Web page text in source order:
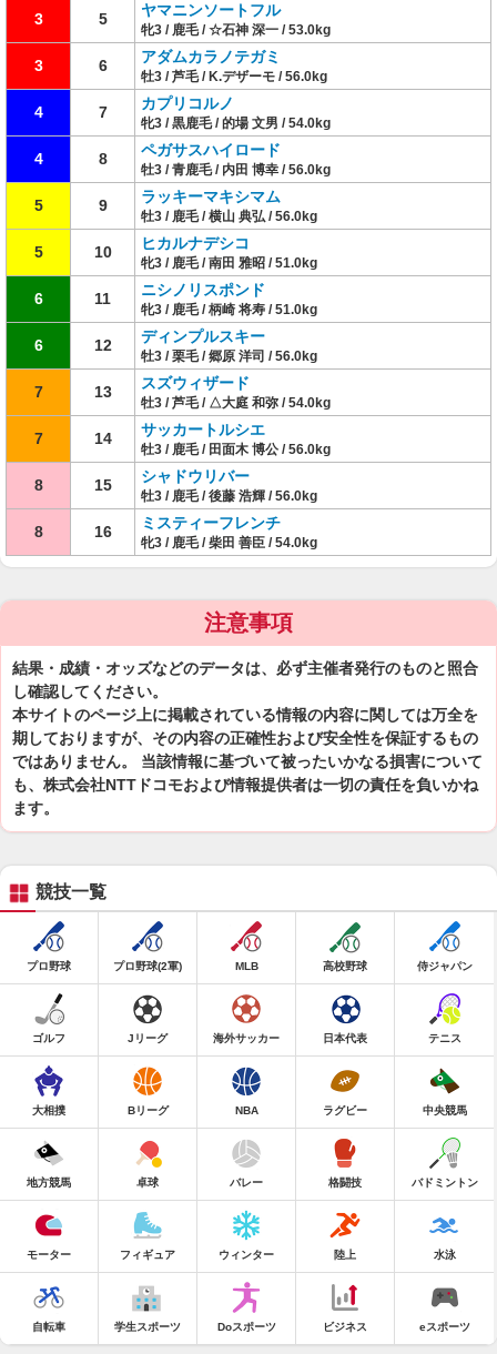
3 5 ヤマニンソートフル
牝3 / 鹿毛 / ☆石神 深一 / 53.0kg
3 6 アダムカラノテガミ
牡3 / 芦毛 / K.デザーモ / 56.0kg
4 7 カプリコルノ
牝3 / 黒鹿毛 / 的場 文男 / 54.0kg
4 8 ペガサスハイロード
牡3 / 青鹿毛 / 内田 博幸 / 56.0kg
5 9 ラッキーマキシマム
牡3 / 鹿毛 / 横山 典弘 / 56.0kg
5 10 ヒカルナデシコ
牝3 / 鹿毛 / 南田 雅昭 / 51.0kg
6 11 ニシノリスポンド
牝3 / 鹿毛 / 柄崎 将寿 / 51.0kg
6 12 ディンプルスキー
牡3 / 栗毛 / 郷原 洋司 / 56.0kg
7 13 スズウィザード
牡3 / 芦毛 / △大庭 和弥 / 54.0kg
7 14 サッカートルシエ
牡3 / 鹿毛 / 田面木 博公 / 56.0kg
8 15 シャドウリバー
牡3 / 鹿毛 / 後藤 浩輝 / 56.0kg
8 16 ミスティーフレンチ
牝3 / 鹿毛 / 柴田 善臣 / 54.0kg
注意事項
結果・成績・オッズなどのデータは、必ず主催者発行のものと照合
し確認してください。
本サイトのページ上に掲載されている情報の内容に関しては万全を
期しておりますが、その内容の正確性および安全性を保証するもの
ではありません。 当該情報に基づいて被ったいかなる損害について
も、株式会社NTTドコモおよび情報提供者は一切の責任を負いかね
ます。
競技一覧
プロ野球 プロ野球(2軍) MLB 高校野球 侍ジャパン
ゴルフ Jリーグ 海外サッカー 日本代表 テニス
大相撲 Bリーグ NBA ラグビー 中央競馬
地方競馬 卓球 バレー 格闘技 バドミントン
モーター フィギュア ウィンター 陸上 水泳
自転車 学生スポーツ Doスポーツ ビジネス eスポーツ